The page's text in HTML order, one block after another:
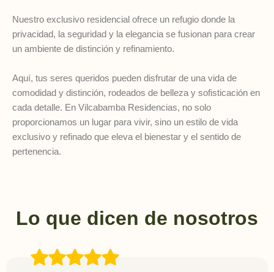
Nuestro exclusivo residencial ofrece un refugio donde la
privacidad, la seguridad y la elegancia se fusionan para crear
un ambiente de distinción y refinamiento.
Aquí, tus seres queridos pueden disfrutar de una vida de
comodidad y distinción, rodeados de belleza y sofisticación en
cada detalle. En Vilcabamba Residencias, no solo
proporcionamos un lugar para vivir, sino un estilo de vida
exclusivo y refinado que eleva el bienestar y el sentido de
pertenencia.
Lo que dicen de nosotros